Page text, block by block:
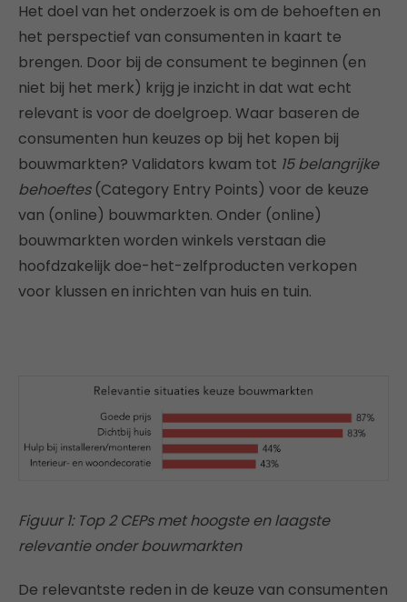
Het doel van het onderzoek is om de behoeften en
het perspectief van consumenten in kaart te
brengen. Door bij de consument te beginnen (en
niet bij het merk) krijg je inzicht in dat wat echt
relevant is voor de doelgroep. Waar baseren de
consumenten hun keuzes op bij het kopen bij
bouwmarkten? Validators kwam tot 15 belangrijke
behoeftes(Category Entry Points) voor de keuze
van (online) bouwmarkten. Onder (online)
bouwmarkten worden winkels verstaan die
hoofdzakelijk doe-het-zelfproducten verkopen
voor klussen en inrichten van huis en tuin.
Figuur 1: Top 2 CEPs met hoogste en laagste
relevantie onder bouwmarkten
De relevantste reden in de keuze van consumenten